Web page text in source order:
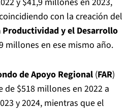
con la creación del
Productividad y el Desarrollo
millones en ese mismo año.
de Apoyo Regional (FAR)
$518 millones en 2022 a
y 2024, mientras que el